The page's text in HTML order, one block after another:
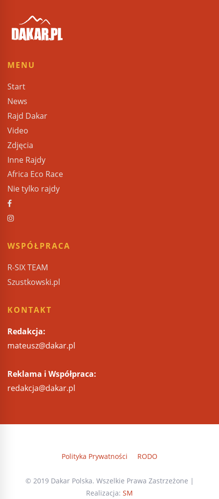
MENU
Start
News
Rajd Dakar
Video
Zdjęcia
Inne Rajdy
Africa Eco Race
Nie tylko rajdy
WSPÓŁPRACA
R-SIX TEAM
Szustkowski.pl
KONTAKT
Redakcja:
mateusz@dakar.pl
Reklama i Współpraca:
redakcja@dakar.pl
Polityka Prywatności RODO
© 2019 Dakar Polska. Wszelkie Prawa Zastrzeżone |
Realizacja: SM